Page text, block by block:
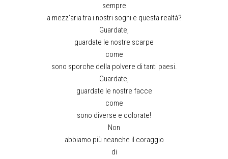
sempre
a mezz’aria tra i nostri sogni e questa realtà?
Guardate,
guardate le nostre scarpe
come
sono sporche della polvere di tanti paesi.
Guardate,
guardate le nostre facce
come
sono diverse e colorate!
Non
abbiamo più neanche il coraggio
di